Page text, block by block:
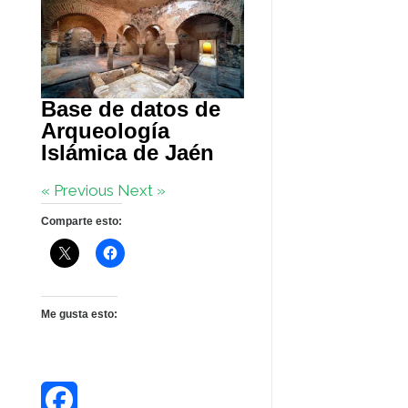
Base de datos de
Arqueología
Islámica de Jaén
« Previous Next »
Comparte esto:
Me gusta esto: